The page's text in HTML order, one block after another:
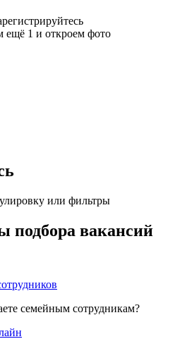
ещё 1 и откроем фото
или фильтры
вакансий
семейным сотрудникам?